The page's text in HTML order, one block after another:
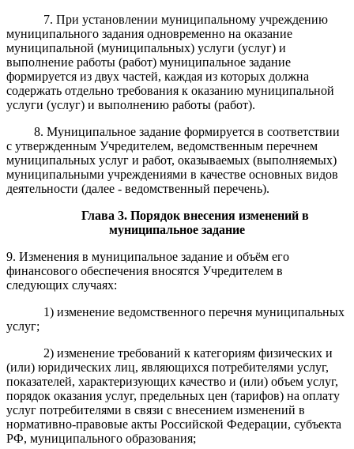
7. При установлении муниципальномуучреждению
муниципального задания одновременно на оказание
муниципальной (муниципальных) услуги (услуг) и
выполнение работы (работ) муниципальное задание
формируется из двух частей, каждая из которых должна
содержать отдельно требования к оказанию муниципальной
услуги (услуг) и выполнению работы (работ).
8. Муниципальное задание формируется в соответствии
с утвержденным Учредителем, ведомственным перечнем
муниципальных услуг и работ, оказываемых (выполняемых)
муниципальными учреждениями в качестве основных видов
деятельности (далее - ведомственный перечень).
Глава3. Порядок внесения изменений в
муниципальное задание
9. Изменения в муниципальное задание и объём его
финансового обеспечения вносятся Учредителем в
следующих случаях:
1) изменение ведомственного перечня муниципальных
услуг;
2) изменение требований к категориям физических и
(или) юридических лиц, являющихся потребителями услуг,
показателей, характеризующих качество и (или) объем услуг,
порядок оказания услуг, предельных цен (тарифов) на оплату
услуг потребителями в связи с внесением изменений в
нормативно-правовые акты Российской Федерации, субъекта
РФ, муниципального образования;